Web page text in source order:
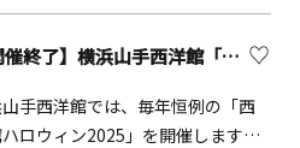
大韓民国&nbsp;&nbsp;【装飾
竹内 薫（The Table ALICE 主宰）
手68番館【テーマ国】フィリピン
【装飾者】フィリピン共和国大
★キャンドルガーデン ■場所：
番館 未生流 家元肥原 慶甫【開催終了】横浜山手西洋館「西洋館 ハロウィン2025」
手西洋館では、毎年恒例の「西
ロウィン2025」を開催します。